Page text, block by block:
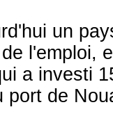
un
l'emploi,
a investi
port de